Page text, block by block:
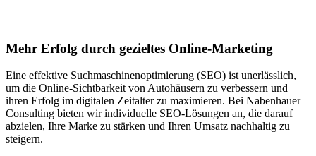
Mehr Erfolg durch gezieltes Online-Marketing
Eine effektive Suchmaschinenoptimierung (SEO) ist unerlässlich,
um die Online-Sichtbarkeit von Autohäusern zu verbessern und
ihren Erfolg im digitalen Zeitalter zu maximieren. Bei Nabenhauer
Consulting bieten wir individuelle SEO-Lösungen an, die darauf
abzielen, Ihre Marke zu stärken und Ihren Umsatz nachhaltig zu
steigern.